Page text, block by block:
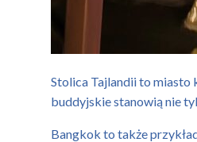
Stolica Tajlandii to miasto
buddyjskie stanowią nie
Bangkok to także